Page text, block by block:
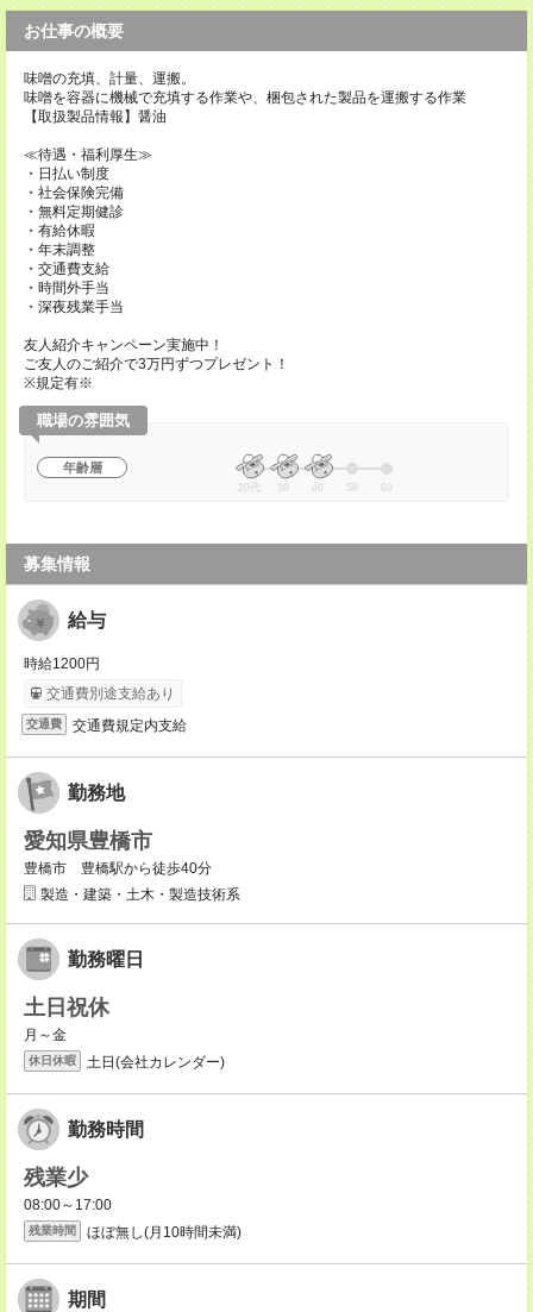
お仕事の概要
味噌の充填、計量、運搬。
味噌を容器に機械で充填する作業や、梱包された製品を運搬する作業
【取扱製品情報】醤油
≪待遇・福利厚生≫
・日払い制度
・社会保険完備
・無料定期健診
・有給休暇
・年末調整
・交通費支給
・時間外手当
・深夜残業手当
友人紹介キャンペーン実施中！
ご友人のご紹介で3万円ずつプレゼント！
※規定有※
職場の雰囲気
年齢層
20代 30 40 50 60
募集情報
給与
時給1200円
交通費別途支給あり
交通費 交通費規定内支給
勤務地
愛知県豊橋市
豊橋市 豊橋駅から徒歩40分
製造・建築・土木・製造技術系
勤務曜日
土日祝休
月～金
休日休暇 土日(会社カレンダー)
勤務時間
残業少
08:00～17:00
残業時間 ほぼ無し(月10時間未満)
期間